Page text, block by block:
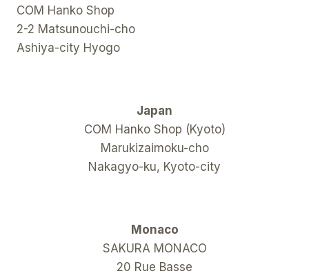
COM Hanko Shop
2-2 Matsunouchi-cho
Ashiya-city Hyogo
Japan
COM Hanko Shop (Kyoto)
Marukizaimoku-cho
Nakagyo-ku, Kyoto-city
Monaco
SAKURA MONACO
20 Rue Basse